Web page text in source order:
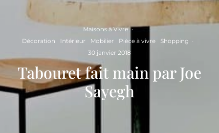
Maisons à Vivre ·
Décoration
Intérieur Mobilier Pièce à vivre Shopping ·
30 janvier 2018
Tabouret fait main par Joe
Sayegh